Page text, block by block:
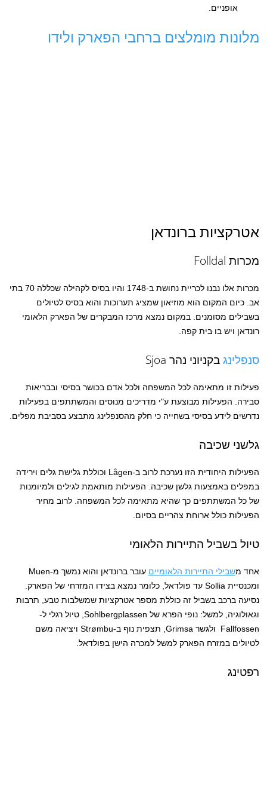
אופניים.
מלונות מומלצים ברחבי הפארק ולידו
אטרקציות ברונדאן
מכרות Folldal
מכרות אלו נבנו לכריית נחושת ב-1748 והיו בסיס לקהילה שכללה 70 בתי
אב. כיום המקום הוא מוזיאון שמציג תערוכות והוא בסיס לטיולים
בשבילים מסומנים. במקום נמצא מרכז המבקרים של הפארק הלאומי
רונדאן ויש בו בית קפה.
סנפלינגבקניוני נהר Sjoa
פעילות זו מתאימה לכל המשפחה ולכל אדם בכושר בסיסי ובבריאות
סבירה. הפעילות מבוצעת ע"י מדריכים מנוסים והמשתתפים בפעילות
נדרשים לידע בסיסי בשחייה כי חלק מהסנפלינג מתבצע בסביבת מפלים.
גלשני שכיבה
הפעילות היחודית הזו נערכת לרוב ב-Lågen וכוללת גלישת גלים וירידה
במפלים באמצעות גלשן שכיבה. הפעילות מותאמת לגילים ולמיומנות
של כל המשתתפים כך שהיא מתאימה לכל המשפחה. לרוב מחיר
הפעילות כולל ארוחת צהריים בסיום.
טיול בשביל התיירות הלאומי
אחד משבילי התיירות הלאומיים
עובר ברונדאן והוא נמשך מ-Muen
ומכנסיית Sollia עד פולדאל, כלומר נמצא בצידו המזרחי של הפארק.
נסיעה ברכב בשביל זה כוללת מספר אטרקציות שמשלבות טבע, תרבות
וגאולוגיה, למשל: נופי הפרא של Sohlbergplassen, טיול רגלי ל-
Fallfossen ולגשר Grimsa, תצפית נוף ב-Strømbu ויציאה משם
לטיולים במזרח הפארק למשל למכרה הישן בפולדאל.
רפטינג